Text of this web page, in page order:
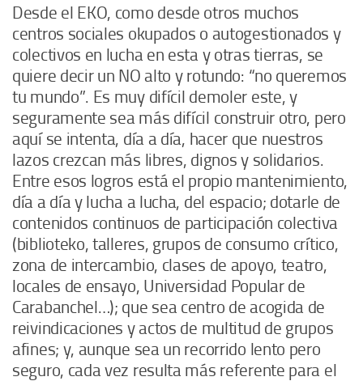
Desde el EKO, como desde otros muchos
centros sociales okupados o autogestionados y
colectivos en lucha en esta y otras tierras, se
quiere decir un NO alto y rotundo: “no queremos
tu mundo”. Es muy difícil demoler este, y
seguramente sea más difícil construir otro, pero
aquí se intenta, día a día, hacer que nuestros
lazos crezcan más libres, dignos y solidarios.
Entre esos logros está el propio mantenimiento,
día a día y lucha a lucha, del espacio; dotarle de
contenidos continuos de participación colectiva
(biblioteko, talleres, grupos de consumo crítico,
zona de intercambio, clases de apoyo, teatro,
locales de ensayo, Universidad Popular de
Carabanchel…); que sea centro de acogida de
reivindicaciones y actos de multitud de grupos
afines; y, aunque sea un recorrido lento pero
seguro, cada vez resulta más referente para el